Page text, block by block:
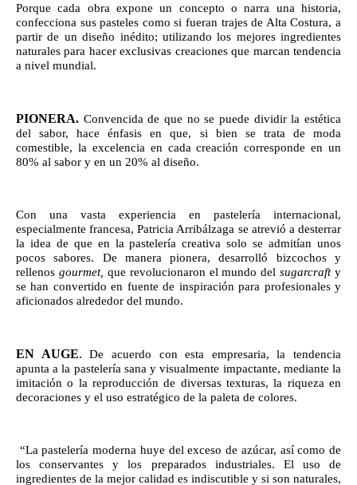
Porque cada obra expone un concepto o narra una historia,
confecciona sus pasteles como si fueran trajes de Alta Costura, a
partir de un diseño inédito; utilizando los mejores ingredientes
naturales para hacer exclusivas creaciones que marcan tendencia
a nivel mundial.
PIONERA. Convencida de que no se puede dividir la estética
del sabor, hace énfasis en que, si bien se trata de moda
comestible, la excelencia en cada creación corresponde en un
80% al sabor y en un 20% al diseño.
Con una vasta experiencia en pastelería internacional,
especialmente francesa, Patricia Arribálzaga se atrevió a desterrar
la idea de que en la pastelería creativa solo se admitían unos
pocos sabores. De manera pionera, desarrolló bizcochos y
rellenos gourmet, que revolucionaron el mundo del sugarcraft y
se han convertido en fuente de inspiración para profesionales y
aficionados alrededor del mundo.
EN AUGE. De acuerdo con esta empresaria, la tendencia
apunta a la pastelería sana y visualmente impactante, mediante la
imitación o la reproducción de diversas texturas, la riqueza en
decoraciones y el uso estratégico de la paleta de colores.
los conservantes y los preparados industriales. El uso de
ingredientes de la mejor calidad es indiscutible y si son naturales,